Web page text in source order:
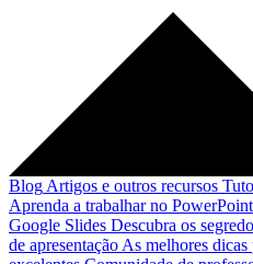
Blog Artigos e outros recursos
Aprenda a trabalhar no
Google Slides Descubra os
de apresentação As melhores dicas